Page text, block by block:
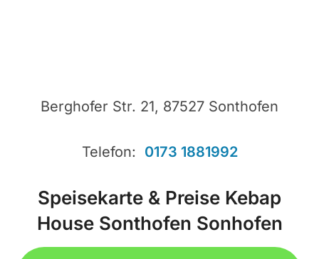
Berghofer Str. 21, 87527 Sonthofen
Telefon: 0173 1881992
Speisekarte & Preise Kebap
House Sonthofen Sonhofen